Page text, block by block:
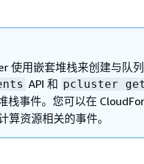
使用嵌套堆栈来创建与队
API 和 pcluster
栈事件。您可以在
算资源相关的事件。